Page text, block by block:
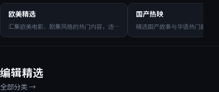
国产热映
月面任务·典藏
国产 动漫
欧美精选
汇集欧美电影、剧集风格的热门内容，适…
国产热映
精选国产故事与华语热门题材
编辑精选
全部分类→